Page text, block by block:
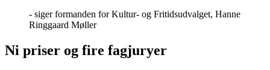
- siger formanden for Kultur- og Fritidsudvalget, Hanne
Ringgaard Møller
Ni priser og fire fagjuryer